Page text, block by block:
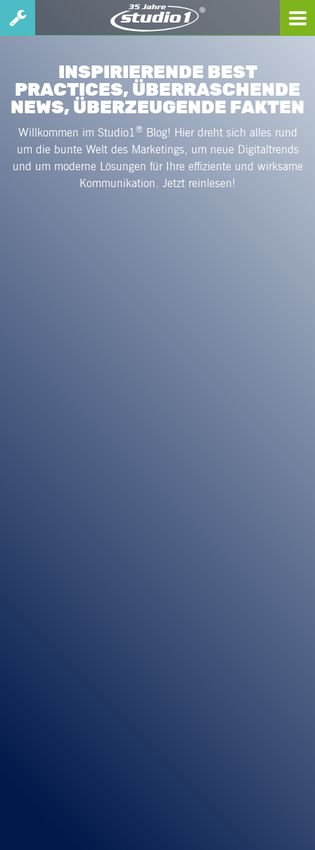
INSPIRIERENDE BEST
PRACTICES, ÜBERRASCHENDE
NEWS, ÜBERZEUGENDE FAKTEN
Willkommen im Studio1®Blog! Hier dreht sich alles rund
um die bunte Welt des Marketings, um neue Digitaltrends
und um moderne Lösungen für Ihre effiziente und wirksame
Kommunikation. Jetzt reinlesen!